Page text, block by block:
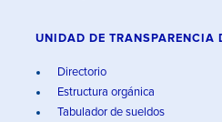
UNIDAD DE TRANSPARENCIA
Directorio
Estructura orgánica
Tabulador de sueldos